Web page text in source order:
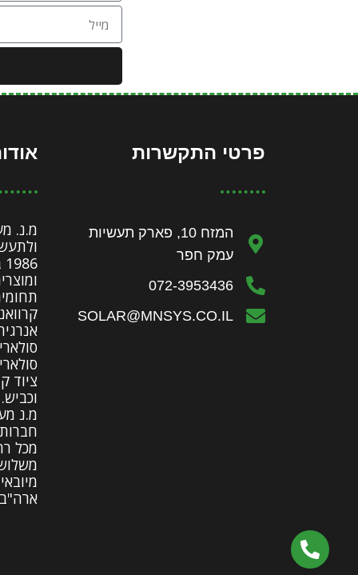
פרטי התקשרות
המזח 10, פארק תעשיות
עמק חפר
072-3953436
SOLAR@MNSYS.CO.IL
מ.נ.
ציוד
וכביש.
מ.נ
מכל